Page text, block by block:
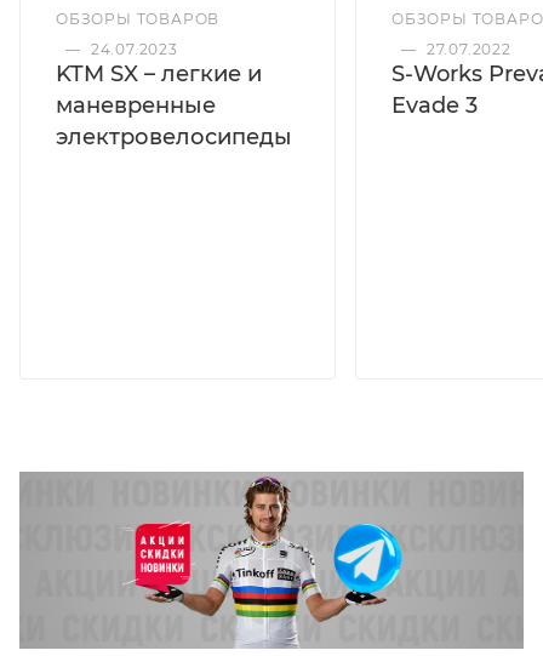
ОБЗОРЫ ТОВАРОВ
— 24.07.2023
KTM SX – легкие и
маневренные
электровелосипеды
ОБЗОРЫ
— 27.07.2022
S-Works
Evade 3